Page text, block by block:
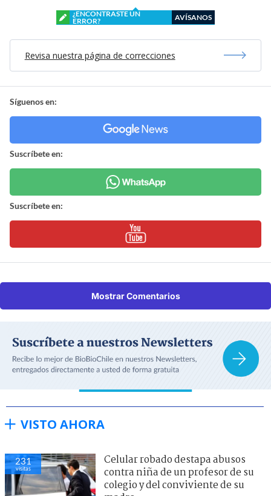
¿ENCONTRASTE UN
ERROR?
AVÍSANOS
Revisa nuestra página de correcciones
Síguenos en:
Suscríbete en:
Suscríbete en:
Mostrar Comentarios
VISTO AHORA
231
visitas
Celular robado destapa abusos
contra niña de un profesor de su
colegio y del conviviente de su